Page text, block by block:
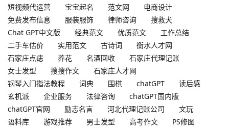
短视频代运营
宝宝起名 范文网
电商设计
免费发布信息
服装服饰 律师咨询
搜救犬
Chat GPT中文版
经典范文 优质范文
工作总结
二手车估价
实用范文 古诗词
衡水人才网
石家庄点痣
养花 名酒回收
石家庄代理记账
女士发型
搜搜作文
石家庄人才网
钢琴入门指法教程
词典 围棋 chatGPT
读后感
玄机派
企业服务 法律咨询
chatGPT国内版
chatGPT官网
励志名言 河北代理记账公司
文玩
语料库
游戏推荐 男士发型 高考作文
PS修图